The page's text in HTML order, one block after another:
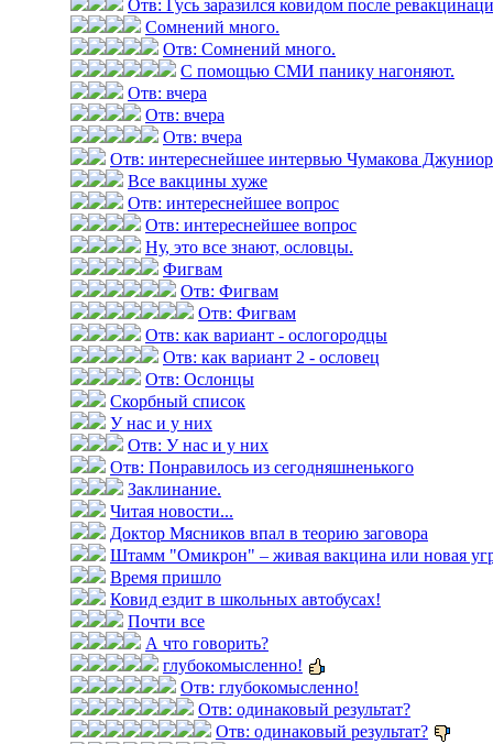
Отв: Гусь заразился ковидом после
Сомнений много.
Отв: Сомнений много.
С помощью СМИ панику нагоняют.
Отв: вчера
Отв: вчера
Отв: вчера
Отв: интереснейшее интервью Чумакова
Все вакцины хуже
Отв: интереснейшее вопрос
Отв: интереснейшее вопрос
Ну, это все знают, ословцы.
Фигвам
Отв: Фигвам
Отв: Фигвам
Отв: как вариант - ослогородцы
Отв: как вариант 2 - ословец
Отв: Ослонцы
Скорбный список
У нас и у них
Отв: У нас и у них
Отв: Понравилось из сегодняшненького
Заклинание.
Читая новости...
Доктор Мясников впал в теорию заговора
Штамм "Омикрон" – живая вакцина или новая
Время пришло
Ковид ездит в школьных автобусах!
Почти все
А что говорить?
глубокомысленно!
Отв: глубокомысленно!
Отв: одинаковый результат?
Отв: одинаковый результат?